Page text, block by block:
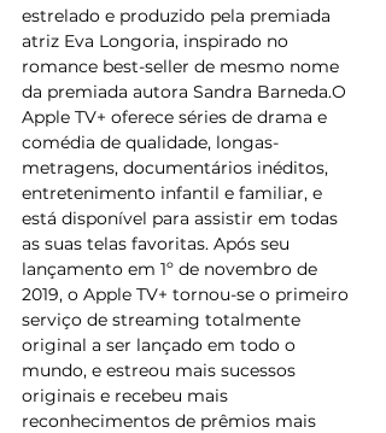
estrelado e produzido pela premiada
atriz Eva Longoria, inspirado no
romance best-seller de mesmo nome
da premiada autora Sandra Barneda.O
Apple TV+ oferece séries de drama e
comédia de qualidade, longas-
metragens, documentários inéditos,
entretenimento infantil e familiar, e
está disponível para assistir em todas
as suas telas favoritas. Após seu
lançamento em 1º de novembro de
2019, o Apple TV+ tornou-se o primeiro
serviço de streaming totalmente
original a ser lançado em todo o
mundo, e estreou mais sucessos
originais e recebeu mais
reconhecimentos de prêmios mais